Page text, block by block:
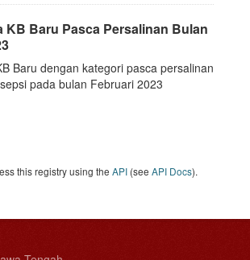
KB Baru Pasca Persalinan Bulan
Baru dengan kategori pasca persalinan
pada bulan Februari 2023
this registry using the API (see API Docs).